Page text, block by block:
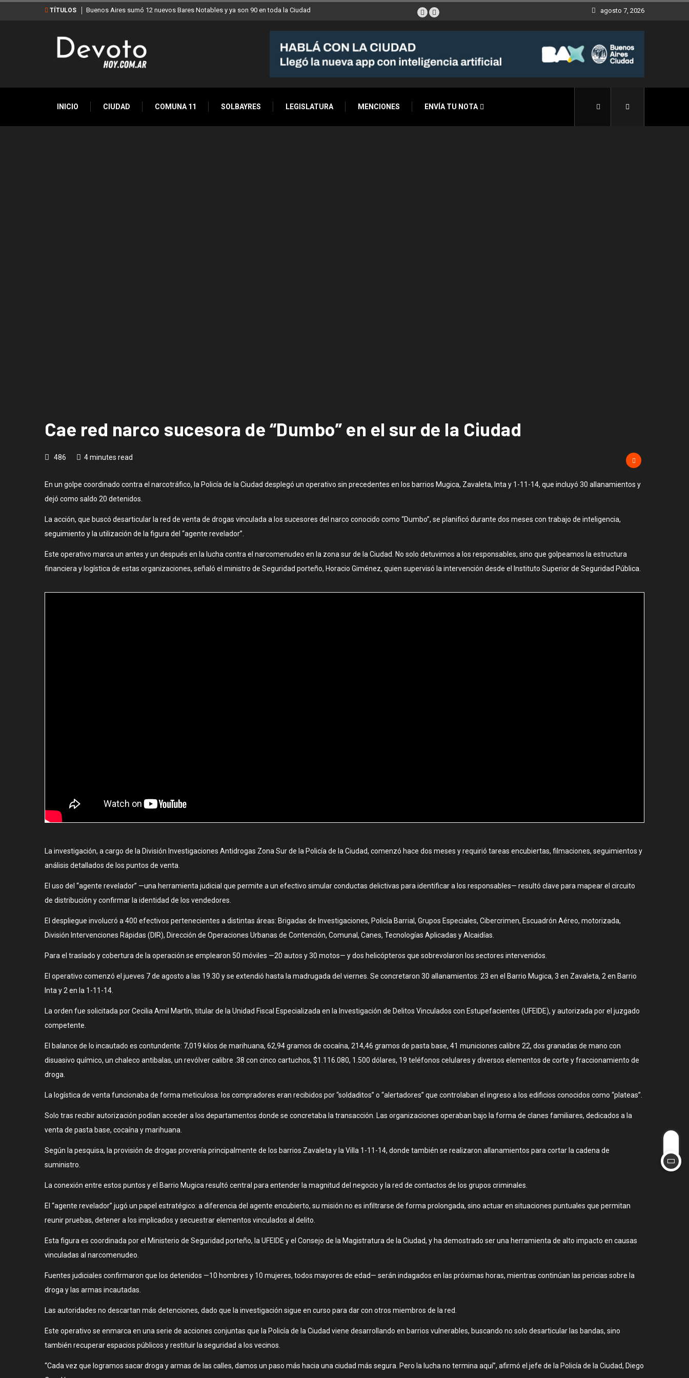
TÍTULOS
ya son 90 en toda la CiudadLos stands móviles de la Ciudad llegan esta semana a Villa Devoto agosto 7, 2026
INICIO CIUDAD COMUNA 11 SOLBAYRES LEGISLATURA MENCIONES ENVÍA TU NOTA
Cae red narco sucesora de “Dumbo” en el sur de la Ciudad
486 4 minutes read
En un golpe coordinado contra el narcotráfico, la Policía de la Ciudad desplegó un operativo sin precedentes en los barrios Mugica, Zavaleta, Inta y 1-11-14, que incluyó 30 allanamientos y
dejó como saldo 20 detenidos.
La acción, que buscó desarticular la red de venta de drogas vinculada a los sucesores del narco conocido como “Dumbo”, se planificó durante dos meses con trabajo de inteligencia,
seguimiento y la utilización de la figura del “agente revelador”.
Este operativo marca un antes y un después en la lucha contra el narcomenudeo en la zona sur de la Ciudad. No solo detuvimos a los responsables, sino que golpeamos la estructura
financiera y logística de estas organizaciones, señaló el ministro de Seguridad porteño, Horacio Giménez, quien supervisó la intervención desde el Instituto Superior de Seguridad Pública.
La investigación, a cargo de la División Investigaciones Antidrogas Zona Sur de la Policía de la Ciudad, comenzó hace dos meses y requirió tareas encubiertas, filmaciones, seguimientos y
análisis detallados de los puntos de venta.
El uso del “agente revelador” —una herramienta judicial que permite a un efectivo simular conductas delictivas para identificar a los responsables— resultó clave para mapear el circuito
de distribución y confirmar la identidad de los vendedores.
El despliegue involucró a 400 efectivos pertenecientes a distintas áreas: Brigadas de Investigaciones, Policía Barrial, Grupos Especiales, Cibercrimen, Escuadrón Aéreo, motorizada,
División Intervenciones Rápidas (DIR), Dirección de Operaciones Urbanas de Contención, Comunal, Canes, Tecnologías Aplicadas y Alcaidías.
Para el traslado y cobertura de la operación se emplearon 50 móviles —20 autos y 30 motos— y dos helicópteros que sobrevolaron los sectores intervenidos.
El operativo comenzó el jueves 7 de agosto a las 19.30 y se extendió hasta la madrugada del viernes. Se concretaron 30 allanamientos: 23 en el Barrio Mugica, 3 en Zavaleta, 2 en Barrio
Inta y 2 en la 1-11-14.
La orden fue solicitada por Cecilia Amil Martín, titular de la Unidad Fiscal Especializada en la Investigación de Delitos Vinculados con Estupefacientes (UFEIDE), y autorizada por el juzgado
competente.
El balance de lo incautado es contundente: 7,019 kilos de marihuana, 62,94 gramos de cocaína, 214,46 gramos de pasta base, 41 municiones calibre 22, dos granadas de mano con
disuasivo químico, un chaleco antibalas, un revólver calibre .38 con cinco cartuchos, $1.116.080, 1.500 dólares, 19 teléfonos celulares y diversos elementos de corte y fraccionamiento de
droga.
La logística de venta funcionaba de forma meticulosa: los compradores eran recibidos por “soldaditos” o “alertadores” que controlaban el ingreso a los edificios conocidos como “plateas”.
Solo tras recibir autorización podían acceder a los departamentos donde se concretaba la transacción. Las organizaciones operaban bajo la forma de clanes familiares, dedicados a la
venta de pasta base, cocaína y marihuana.
Según la pesquisa, la provisión de drogas provenía principalmente de los barrios Zavaleta y la Villa 1-11-14, donde también se realizaron allanamientos para cortar la cadena de
suministro.
La conexión entre estos puntos y el Barrio Mugica resultó central para entender la magnitud del negocio y la red de contactos de los grupos criminales.
El “agente revelador” jugó un papel estratégico: a diferencia del agente encubierto, su misión no es infiltrarse de forma prolongada, sino actuar en situaciones puntuales que permitan
reunir pruebas, detener a los implicados y secuestrar elementos vinculados al delito.
Esta figura es coordinada por el Ministerio de Seguridad porteño, la UFEIDE y el Consejo de la Magistratura de la Ciudad, y ha demostrado ser una herramienta de alto impacto en causas
vinculadas al narcomenudeo.
Fuentes judiciales confirmaron que los detenidos —10 hombres y 10 mujeres, todos mayores de edad— serán indagados en las próximas horas, mientras continúan las pericias sobre la
droga y las armas incautadas.
Las autoridades no descartan más detenciones, dado que la investigación sigue en curso para dar con otros miembros de la red.
Este operativo se enmarca en una serie de acciones conjuntas que la Policía de la Ciudad viene desarrollando en barrios vulnerables, buscando no solo desarticular las bandas, sino
también recuperar espacios públicos y restituir la seguridad a los vecinos.
“Cada vez que logramos sacar droga y armas de las calles, damos un paso más hacia una ciudad más segura. Pero la lucha no termina aquí”, afirmó el jefe de la Policía de la Ciudad, Diego